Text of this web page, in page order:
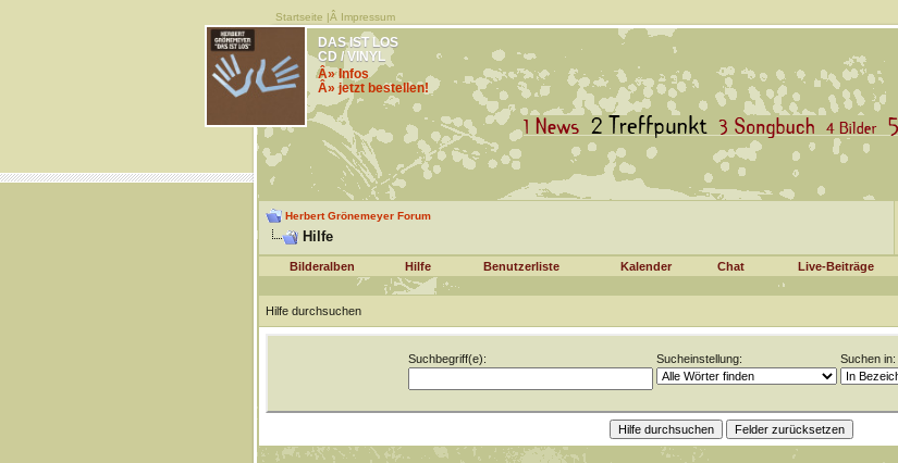
Startseite |Â Impressum
DAS IST LOS
CD / VINYL
Â» Infos
Â» jetzt bestellen!
Herbert Grönemeyer Forum
Hilfe
Bilderalben Hilfe Benutzerliste Kalender Chat Live-Beiträge
Hilfe durchsuchen
Suchbegriff(e): Sucheinstellung: Suchen in: